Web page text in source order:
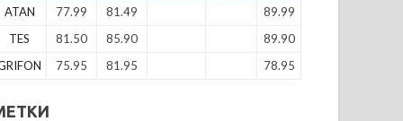
ATAN 77.99 81.49
89.99
TES
81.50 85.90
89.90
75.95 81.95 78.95